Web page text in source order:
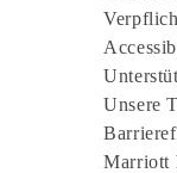
Unsere
Marriott